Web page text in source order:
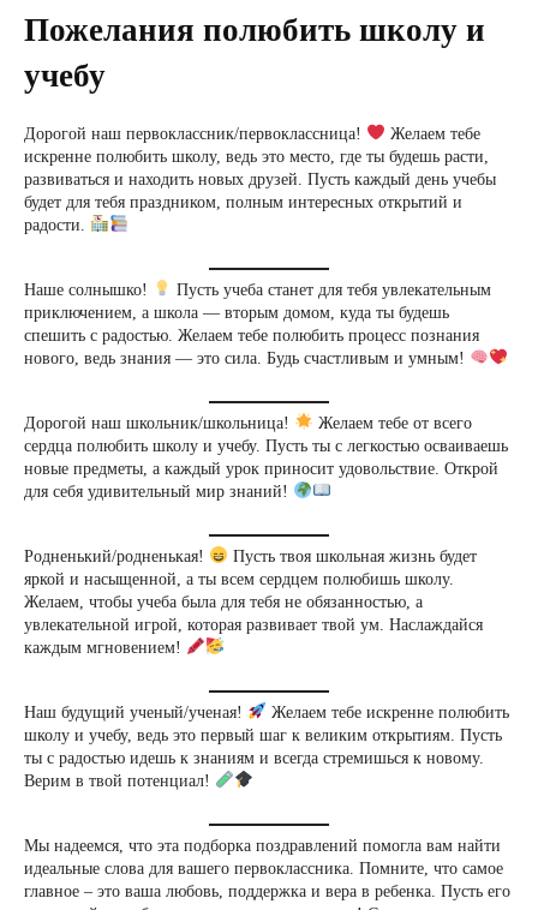
Пожелания полюбить школу и
учебу
Дорогой наш первоклассник/первоклассница!
Желаем тебе
искренне полюбить школу, ведь это место, где ты будешь расти,
развиваться и находить новых друзей. Пусть каждый день учебы
будет для тебя праздником, полным интересных открытий и
радости.
Наше солнышко!
Пусть учеба станет для тебя увлекательным
приключением, а школа — вторым домом, куда ты будешь
спешить с радостью. Желаем тебе полюбить процесс познания
нового, ведь знания — это сила. Будь счастливым и умным!
Дорогой наш школьник/школьница!
Желаем тебе от всего
сердца полюбить школу и учебу. Пусть ты с легкостью осваиваешь
новые предметы, а каждый урок приносит удовольствие. Открой
для себя удивительный мир знаний!
Родненький/родненькая!
Пусть твоя школьная жизнь будет
яркой и насыщенной, а ты всем сердцем полюбишь школу.
Желаем, чтобы учеба была для тебя не обязанностью, а
увлекательной игрой, которая развивает твой ум. Наслаждайся
каждым мгновением!
Наш будущий ученый/ученая!
Желаем тебе искренне полюбить
школу и учебу, ведь это первый шаг к великим открытиям. Пусть
ты с радостью идешь к знаниям и всегда стремишься к новому.
Верим в твой потенциал!
Мы надеемся, что эта подборка поздравлений помогла вам найти
идеальные слова для вашего первоклассника. Помните, что самое
главное – это ваша любовь, поддержка и вера в ребенка. Пусть его